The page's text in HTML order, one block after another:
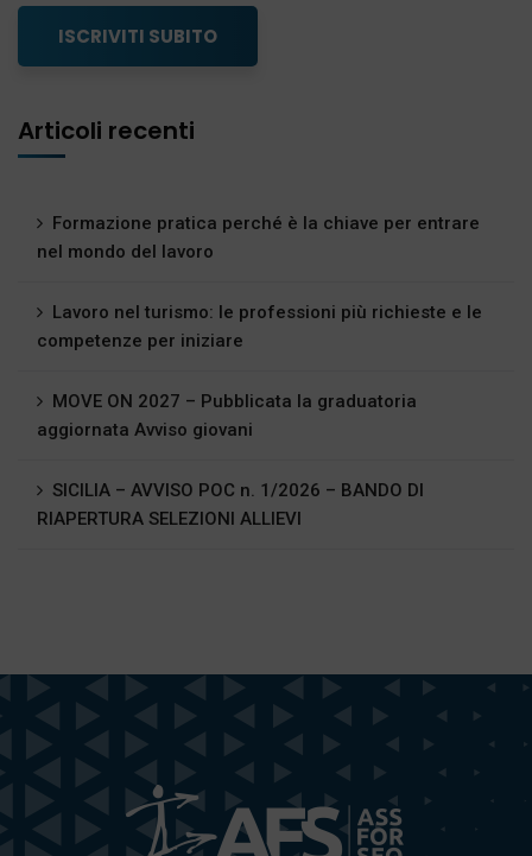
ISCRIVITI SUBITO
Articoli recenti
Formazione pratica perché è la chiave per entrare
nel mondo del lavoro
Lavoro nel turismo: le professioni più richieste e le
competenze per iniziare
MOVE ON 2027 – Pubblicata la graduatoria
aggiornata Avviso giovani
SICILIA – AVVISO POC n. 1/2026 – BANDO DI
RIAPERTURA SELEZIONI ALLIEVI